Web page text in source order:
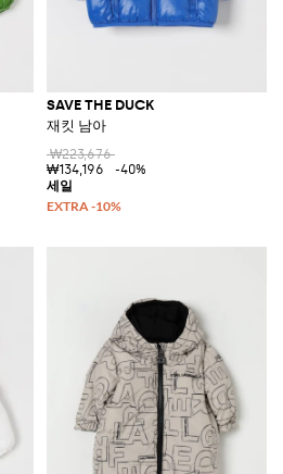
SAVE THE DUCK
재킷 남아
₩223,676
₩134,196
-40%